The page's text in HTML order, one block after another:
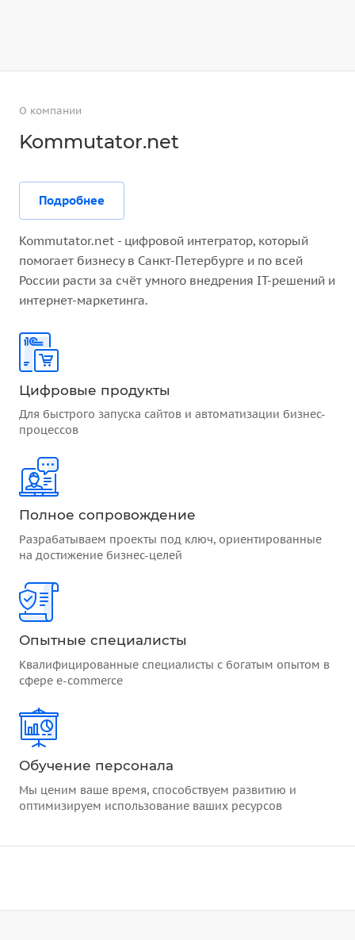
О компании
Kommutator.net
Подробнее
Kommutator.net - цифровой интегратор, который
помогает бизнесу в Санкт-Петербурге и по всей
России расти за счёт умного внедрения IT-решений и
интернет-маркетинга.
Цифровые продукты
Для быстрого запуска сайтов и автоматизации бизнес-
процессов
Полное сопровождение
Разрабатываем проекты под ключ, ориентированные
на достижение бизнес-целей
Опытные специалисты
Квалифицированные специалисты с богатым опытом в
сфере e-commerce
Обучение персонала
Мы ценим ваше время, способствуем развитию и
оптимизируем использование ваших ресурсов